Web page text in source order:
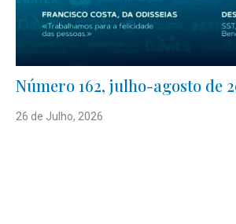
Número 162, julho-agosto de
26 de Julho, 2026